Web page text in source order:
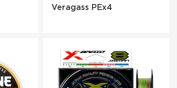
Veragass PEx4